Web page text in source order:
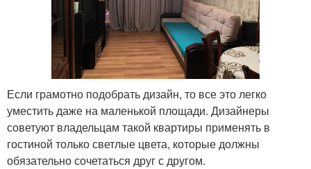
Если грамотно подобрать дизайн, то все это легко
уместить даже на маленькой площади. Дизайнеры
советуют владельцам такой квартиры применять в
гостиной только светлые цвета, которые должны
обязательно сочетаться друг с другом.